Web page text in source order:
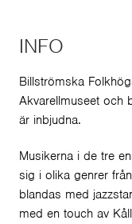
INFO
Billströmska
Akvarellmuseet och
är inbjudna.
Musikerna i de tre
sig i olika genrer
blandas med
med en touch av